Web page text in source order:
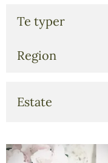
Te typer
Region
Estate